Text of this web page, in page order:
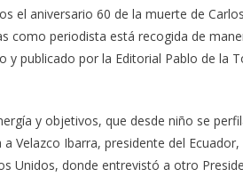
el aniversario 60 de la muerte de
como periodista está recogida de
y publicado por la Editorial Pablo de la
y objetivos, que desde niño se
Velazco Ibarra, presidente del
Unidos, donde entrevistó a otro